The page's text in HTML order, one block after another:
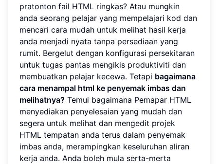
pratonton fail HTML ringkas? Atau mungkin
anda seorang pelajar yang mempelajari kod dan
mencari cara mudah untuk melihat hasil kerja
anda menjadi nyata tanpa persediaan yang
rumit. Bergelut dengan konfigurasi persekitaran
untuk tugas pantas mengikis produktiviti dan
membuatkan pelajar kecewa. Tetapi bagaimana
cara menampal html ke penyemak imbas dan
melihatnya? Temui bagaimana Pemapar HTML
menyediakan penyelesaian yang mudah dan
segera untuk melihat dan mengedit projek
HTML tempatan anda terus dalam penyemak
imbas anda, merampingkan keseluruhan aliran
kerja anda. Anda boleh mula serta-merta